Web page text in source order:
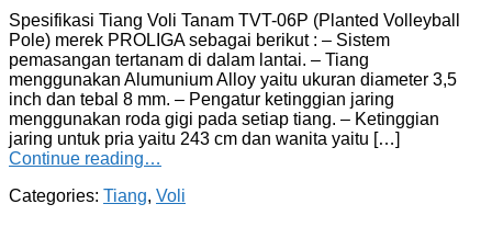
Spesifikasi Tiang Voli Tanam TVT-06P (Planted Volleyball
Pole) merek PROLIGA sebagai berikut : – Sistem
pemasangan tertanam di dalam lantai. – Tiang
menggunakan Alumunium Alloy yaitu ukuran diameter 3,5
inch dan tebal 8 mm. – Pengatur ketinggian jaring
menggunakan roda gigi pada setiap tiang. – Ketinggian
jaring untuk pria yaitu 243 cm dan wanita yaitu […]
Continue reading…
Categories: Tiang, Voli